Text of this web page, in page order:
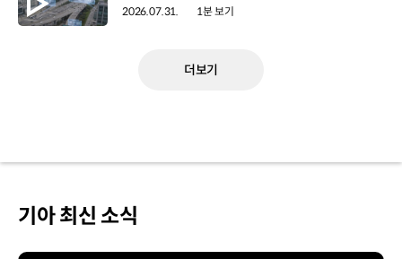
2026.07.31. 1분 보기
더보기
기아 최신 소식